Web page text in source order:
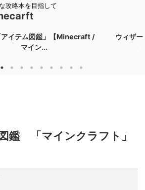
攻略本を目指して
イテム図鑑」【Minecraft /
マイン...
ウィザ
鑑 「マインクラフト」